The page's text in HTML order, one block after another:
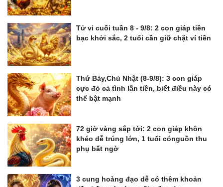
Tử vi cuối tuần 8 - 9/8: 2 con giáp tiền
bạc khởi sắc, 2 tuổi cần giữ chặt ví tiền
Thứ Bảy,Chủ Nhật (8-9/8): 3 con giáp
cực đỏ cả tình lẫn tiền, biết điều này có
thể bật mạnh
72 giờ vàng sắp tới: 2 con giáp khôn
khéo dễ trúng lớn, 1 tuổi cónguồn thu
phụ bất ngờ
3 cung hoàng đạo dễ có thêm khoản